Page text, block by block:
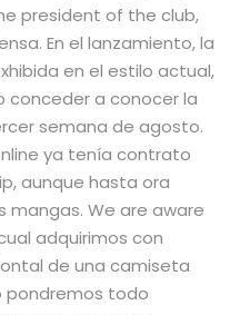
president of the club,
En el lanzamiento, la
en el estilo actual,
conceder a conocer la
semana de agosto.
ya tenía contrato
aunque hasta ora
mangas. We are aware
adquirimos con
de una camiseta
pondremos todo